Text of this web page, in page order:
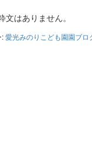
はありません。
:愛光みのりこども園園ブロ